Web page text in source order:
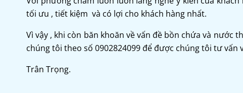
tối ưu , tiết kiệm và có lợi cho khách hàng nhất.
Vì vậy , khi còn băn khoăn về vấn đề bồn chứa và nước
chúng tôi theo số 0902824099 để được chúng tôi tư
Trân Trọng.